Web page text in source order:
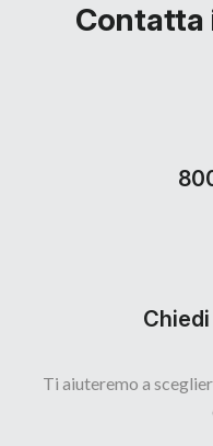
Contatta
Ti aiuteremo a